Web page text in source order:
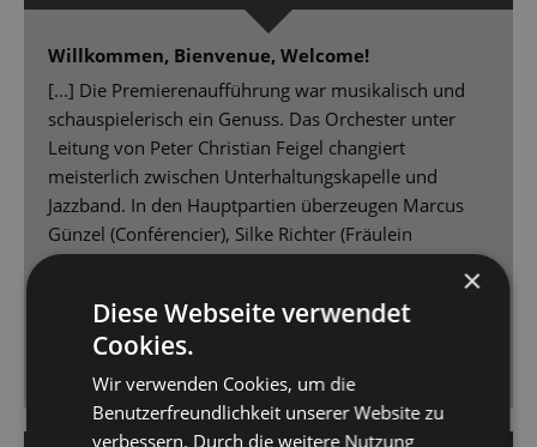
Willkommen, Bienvenue, Welcome!
[...] Die Premierenaufführung war musikalisch und
schauspielerisch ein Genuss. Das Orchester unter
Leitung von Peter Christian Feigel changiert
meisterlich zwischen Unterhaltungskapelle und
Jazzband. In den Hauptpartien überzeugen Marcus
Günzel (Conférencier), Silke Richter (Fräulein
Schneider), Bryan Rothfuss (Herr Schultz), Gero
Wendorff (Ernst Ludwig), Kaya Löwe (Fräulein Kost),
Adrian Djokic (Clifford) und - vorneweg - Aswintha
Vermeulen als Sally mit hingebungsvoller, erdiger
Nachtclub-Röhre. Bravo!
×
Diese Webseite verwendet
Cookies.
Wir verwenden Cookies, um die
Benutzerfreundlichkeit unserer Website zu
verbessern. Durch die weitere Nutzung